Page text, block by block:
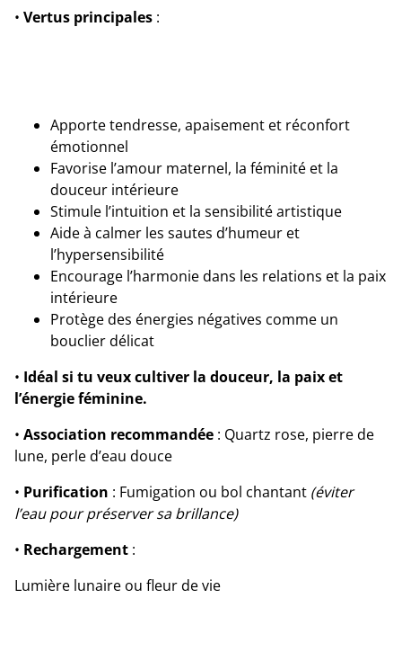
• Vertus principales :
Apporte tendresse, apaisement et réconfort
émotionnel
Favorise l’amour maternel, la féminité et la
douceur intérieure
Stimule l’intuition et la sensibilité artistique
Aide à calmer les sautes d’humeur et
l’hypersensibilité
Encourage l’harmonie dans les relations et la paix
intérieure
Protège des énergies négatives comme un
bouclier délicat
• Idéal si tu veux cultiver la douceur, la paix et
l’énergie féminine.
• Association recommandée : Quartz rose, pierre de
lune, perle d’eau douce
• Purification : Fumigation ou bol chantant (éviter
l’eau pour préserver sa brillance)
• Rechargement :
Lumière lunaire ou fleur de vie